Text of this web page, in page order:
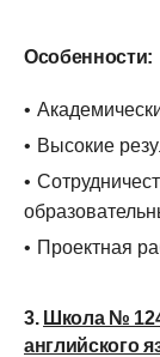
Особенности:
Высокие
Проектная
3. Школа №
английского